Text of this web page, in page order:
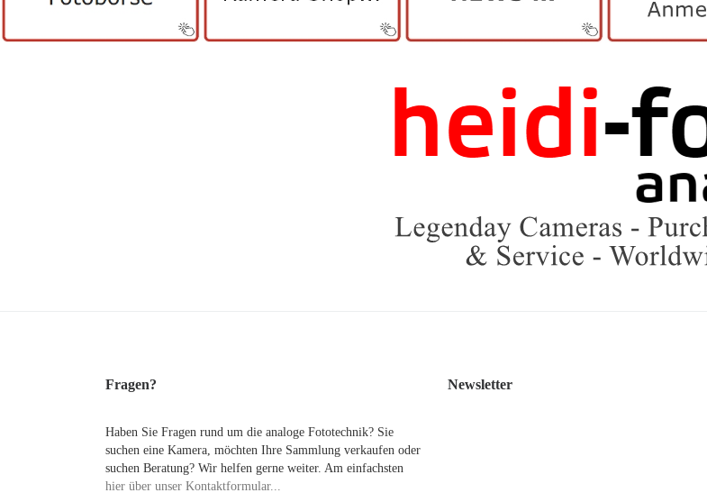
Fragen?
Haben Sie Fragen rund um die analoge Fototechnik? Sie
suchen eine Kamera, möchten Ihre Sammlung verkaufen oder
suchen Beratung? Wir helfen gerne weiter. Am einfachsten
hier über unser Kontaktformular...
Newsletter